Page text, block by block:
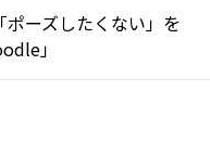
ーズしたくない」を
」